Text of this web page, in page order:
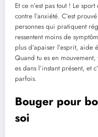
Et ce n’est pas tout ! Le
contre l’anxiété. C’est
personnes qui pratiquent
ressentent moins de
plus d’apaiser l’esprit, aide
Quand tu es en mouvement,
es dans l’instant présent, et
parfois.
Bouger pour
soi